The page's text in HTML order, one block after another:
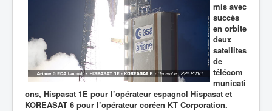
mis avec
succès
en orbite
deux
satellites
de
télécom
municati
ons, Hispasat 1E pour l’opérateur espagnol Hispasat et
KOREASAT 6 pour l’opérateur coréen KT Corporation.